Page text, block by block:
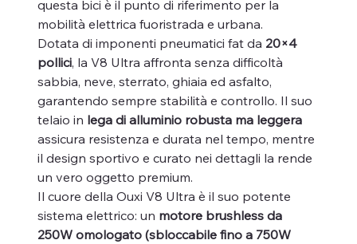
questa bici è il punto di riferimento per la
mobilità elettrica fuoristrada e urbana.
Dotata di imponenti pneumatici fat da 20×4
pollici, la V8 Ultra affronta senza difficoltà
sabbia, neve, sterrato, ghiaia ed asfalto,
garantendo sempre stabilità e controllo. Il suo
telaio in lega di alluminio robusta ma leggera
assicura resistenza e durata nel tempo, mentre
il design sportivo e curato nei dettagli la rende
un vero oggetto premium.
Il cuore della Ouxi V8 Ultra è il suo potente
sistema elettrico: un motore brushless da
250W omologato (sbloccabile fino a 750W